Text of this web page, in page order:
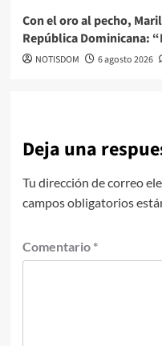
Con el oro al pecho,
República Dominicana:
NOTISDOM 6 agosto 2026
Deja una
Tu dirección de correo
campos obligatorios
Comentario *